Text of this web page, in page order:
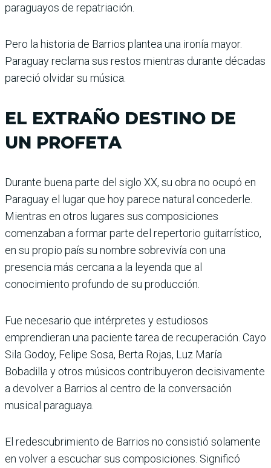
paraguayos de repatriación.
Pero la historia de Barrios plantea una ironía mayor.
Paraguay reclama sus restos mientras durante décadas
pareció olvidar su música.
EL EXTRAÑO DESTINO DE
UN PROFETA
Durante buena parte del siglo XX, su obra no ocupó en
Paraguay el lugar que hoy parece natural concederle.
Mientras en otros lugares sus composiciones
comenzaban a formar parte del repertorio guitarrístico,
en su propio país su nombre sobrevivía con una
presencia más cercana a la leyenda que al
conocimiento profundo de su producción.
Fue necesario que intérpretes y estudiosos
emprendieran una paciente tarea de recuperación. Cayo
Sila Godoy, Felipe Sosa, Berta Rojas, Luz María
Bobadilla y otros músicos contribuyeron decisivamente
a devolver a Barrios al centro de la conversación
musical paraguaya.
El redescubrimiento de Barrios no consistió solamente
en volver a escuchar sus composiciones. Significó